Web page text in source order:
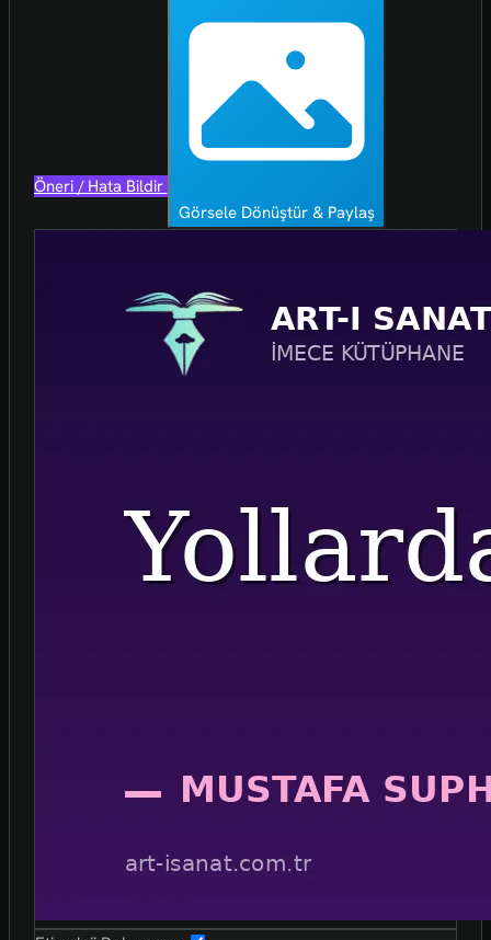
Öneri / Hata Bildir
Görsele Dönüştür & Paylaş